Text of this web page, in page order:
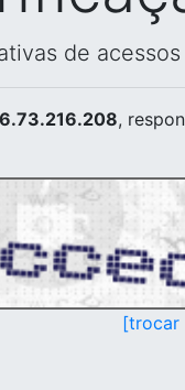
de
,
[trocar